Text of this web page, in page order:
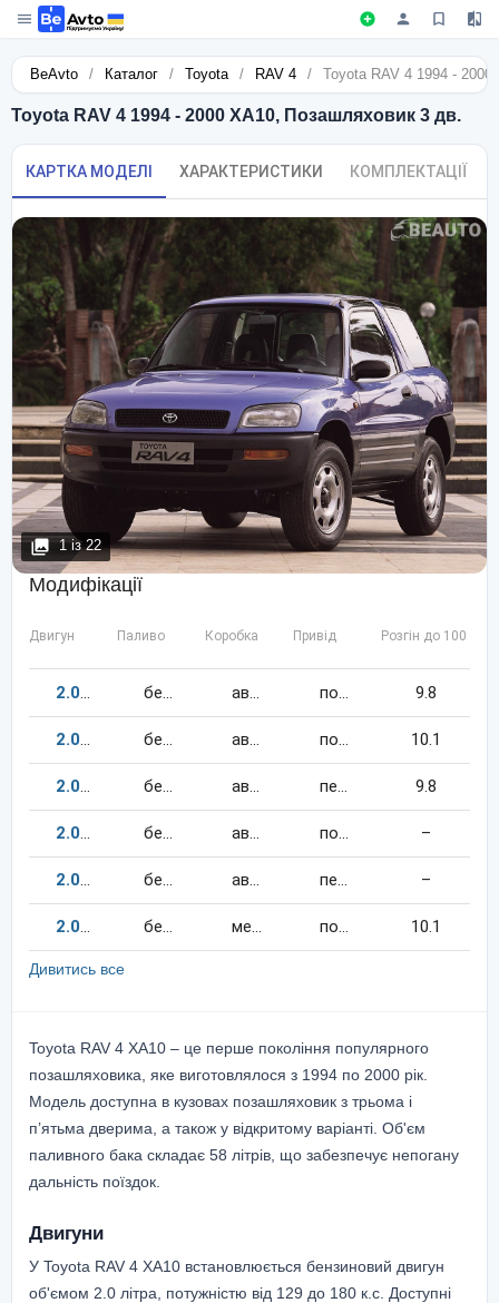
BeAvto / Каталог / Toyota / RAV 4 / Toyota RAV 4 1994 -
Toyota RAV 4 1994 - 2000 XA10, Позашляховик 3 дв.
КАРТКА МОДЕЛІ ХАРАКТЕРИСТИКИ КОМПЛЕКТАЦІЇ
1 із 22
Модифікації
Двигун Паливо Коробка Привід Розгін до 100 км/
2.0135 бензин автомат повний 9.8
2.0129 бензин автомат повний 10.1
2.0135 бензин автомат передній 9.8
2.0180 бензин автомат повний –
2.0129 бензин автомат передній –
2.0129 бензин механіка повний 10.1
Дивитись все
Toyota RAV 4 XA10 – це перше покоління популярного
позашляховика, яке виготовлялося з 1994 по 2000 рік.
Модель доступна в кузовах позашляховик з трьома і
п’ятьма дверима, а також у відкритому варіанті. Об'єм
паливного бака складає 58 літрів, що забезпечує непогану
дальність поїздок.
Двигуни
У Toyota RAV 4 XA10 встановлюється бензиновий двигун
об'ємом 2.0 літра, потужністю від 129 до 180 к.с. Доступні